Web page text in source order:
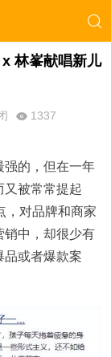
林峯献唱新儿
1337
强的，但在一年
又被常常提起
，对品牌和商家
销中，却很少有
品或者爆款案